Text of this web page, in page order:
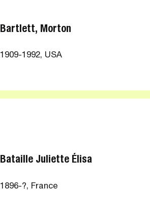
Bartlett, Morton
1909-1992, USA
Bataille Juliette Élisa
1896-?, France